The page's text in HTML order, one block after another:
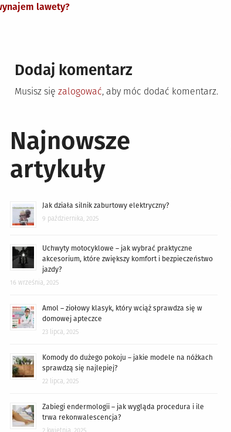
lawety?
Dodaj komentarz
Musisz się zalogować, aby móc dodać komentarz.
Najnowsze
artykuły
Jak działa silnik zaburtowy elektryczny?
9 października, 2025
Uchwyty motocyklowe – jak wybrać praktyczne
akcesorium, które zwiększy komfort i bezpieczeństwo
jazdy?
16 września, 2025
Amol – ziołowy klasyk, który wciąż sprawdza się w
domowej apteczce
23 lipca, 2025
Komody do dużego pokoju – jakie modele na nóżkach
sprawdzą się najlepiej?
22 lipca, 2025
Zabiegi endermologii – jak wygląda procedura i ile
trwa rekonwalescencja?